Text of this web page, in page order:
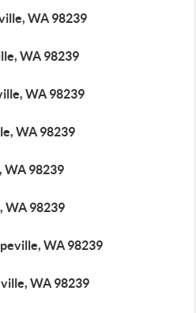
WA 98239
WA 98239
WA 98239
WA 98239
WA 98239
WA 98239
WA 98239
WA 98239